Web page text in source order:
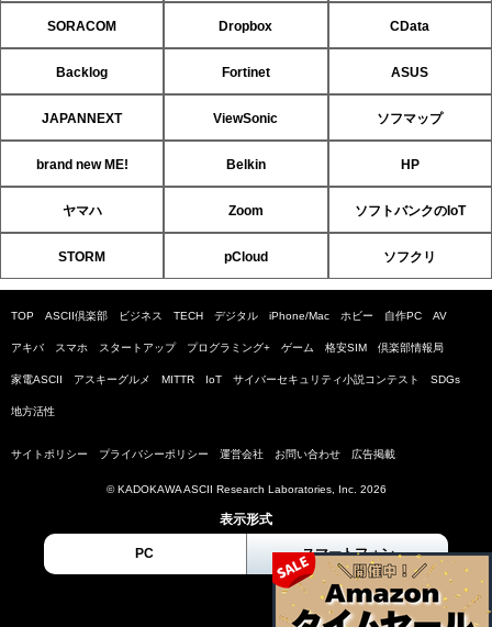
SORACOM Dropbox CData
Backlog Fortinet ASUS
JAPANNEXT ViewSonic ソフマップ
brand new ME! Belkin HP
ヤマハ Zoom ソフトバンクのIoT
STORM pCloud ソフクリ
TOP ASCII倶楽部 ビジネス TECH デジタル iPhone/Mac ホビー 自作PC AV
アキバ スマホ スタートアップ プログラミング+ ゲーム 格安SIM 倶楽部情報局
家電ASCII アスキーグルメ MITTR IoT サイバーセキュリティ小説コンテスト SDGs
地方活性
サイトポリシー プライバシーポリシー 運営会社 お問い合わせ 広告掲載
© KADOKAWA ASCII Research Laboratories, Inc. 2026
表示形式
PC スマートフォン